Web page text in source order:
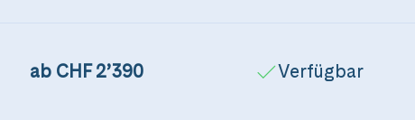
ab CHF 2’390 Verfügbar